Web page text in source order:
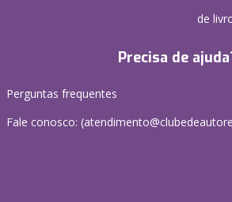
de
Precisa de
Perguntas frequentes
Fale conosco: